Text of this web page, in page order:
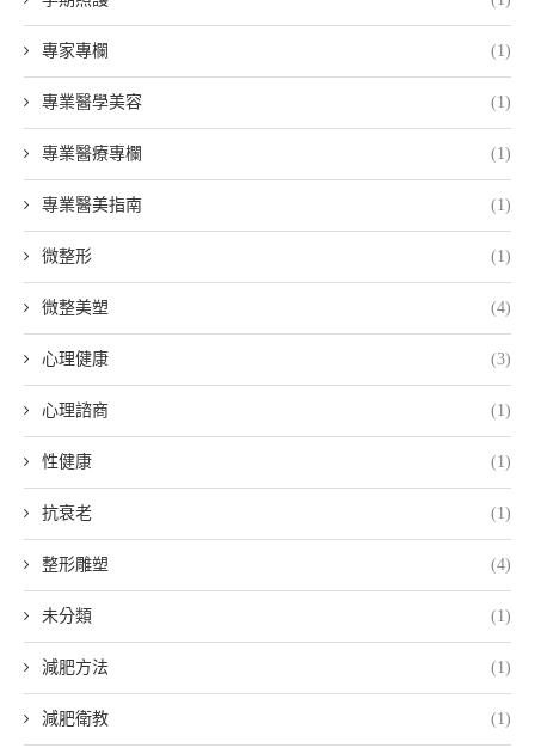
專家專欄 (1)
專業醫學美容 (1)
專業醫療專欄 (1)
專業醫美指南 (1)
微整形 (1)
微整美塑 (4)
心理健康 (3)
心理諮商 (1)
性健康 (1)
抗衰老 (1)
整形雕塑 (4)
未分類 (1)
減肥方法 (1)
減肥衛教 (1)